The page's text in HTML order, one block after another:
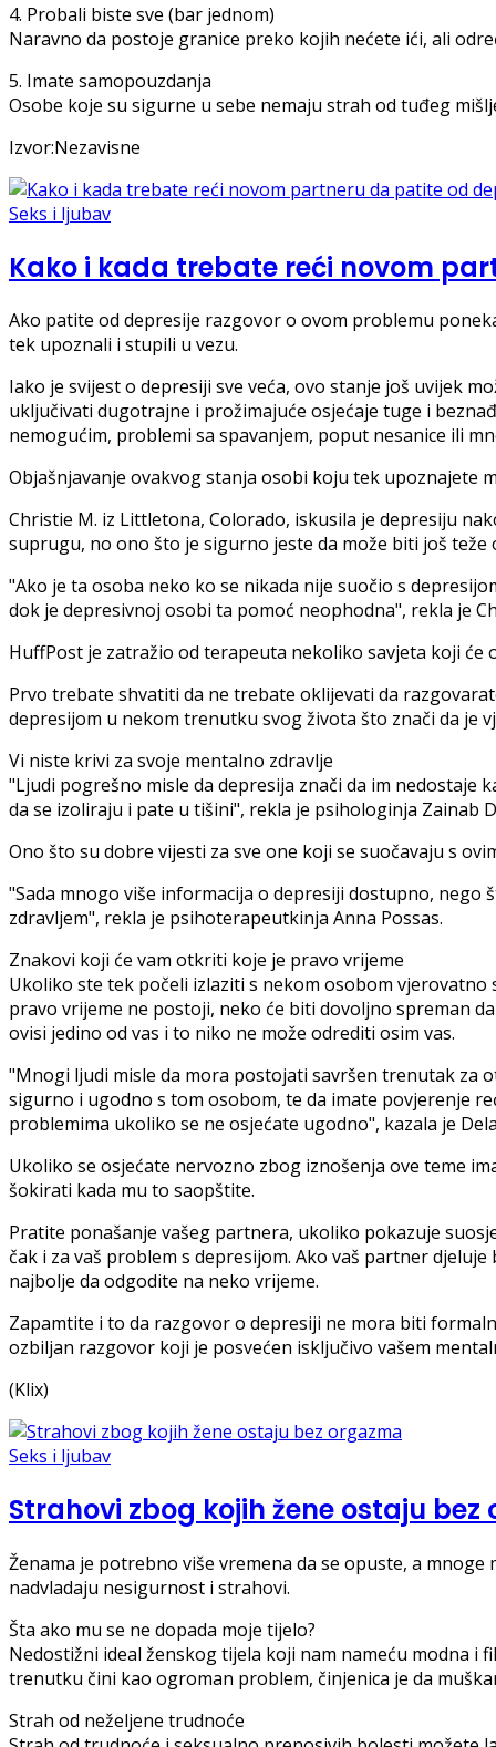
4. Probali biste sve (bar jednom)
Naravno da postoje granice preko kojih nećete ići, ali
5. Imate samopouzdanja
Osobe koje su sigurne u sebe nemaju strah od tuđeg
Izvor:Nezavisne
Seks i ljubav
Kako i kada trebate reći novom
Ako patite od depresije razgovor o ovom problemu
tek upoznali i stupili u vezu.
Iako je svijest o depresiji sve veća, ovo stanje još uvijek
uključivati ​​dugotrajne i prožimajuće osjećaje tuge i
nemogućim, problemi sa spavanjem, poput nesanice ili
Objašnjavanje ovakvog stanja osobi koju tek upoznajete
Christie M. iz Littletona, Colorado, iskusila je depresiju
suprugu, no ono što je sigurno jeste da može biti još
"Ako je ta osoba neko ko se nikada nije suočio s
dok je depresivnoj osobi ta pomoć neophodna", rekla je
HuffPost je zatražio od terapeuta nekoliko savjeta koji će
Prvo trebate shvatiti da ne trebate oklijevati da
depresijom u nekom trenutku svog života što znači da je
Vi niste krivi za svoje mentalno zdravlje
"Ljudi pogrešno misle da depresija znači da im nedostaje
da se izoliraju i pate u tišini", rekla je psihologinja Zainab
Ono što su dobre vijesti za sve one koji se suočavaju s
"Sada mnogo više informacija o depresiji dostupno,
zdravljem", rekla je psihoterapeutkinja Anna Possas.
Znakovi koji će vam otkriti koje je pravo vrijeme
Ukoliko ste tek počeli izlaziti s nekom osobom
pravo vrijeme ne postoji, neko će biti dovoljno spreman
ovisi jedino od vas i to niko ne može odrediti osim vas.
"Mnogi ljudi misle da mora postojati savršen trenutak za
sigurno i ugodno s tom osobom, te da imate povjerenje
problemima ukoliko se ne osjećate ugodno", kazala je
Ukoliko se osjećate nervozno zbog iznošenja ove teme
šokirati kada mu to saopštite.
Pratite ponašanje vašeg partnera, ukoliko pokazuje
čak i za vaš problem s depresijom. Ako vaš partner
najbolje da odgodite na neko vrijeme.
Zapamtite i to da razgovor o depresiji ne mora biti
ozbiljan razgovor koji je posvećen isključivo vašem
(Klix)
Seks i ljubav
Strahovi zbog kojih žene ostaju bez
Ženama je potrebno više vremena da se opuste, a
nadvladaju nesigurnost i strahovi.
Šta ako mu se ne dopada moje tijelo?
Nedostižni ideal ženskog tijela koji nam nameću modna i
trenutku čini kao ogroman problem, činjenica je da
Strah od neželjene trudnoće